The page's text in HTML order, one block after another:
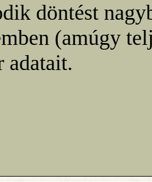
döntést
(amúgy
adatait.